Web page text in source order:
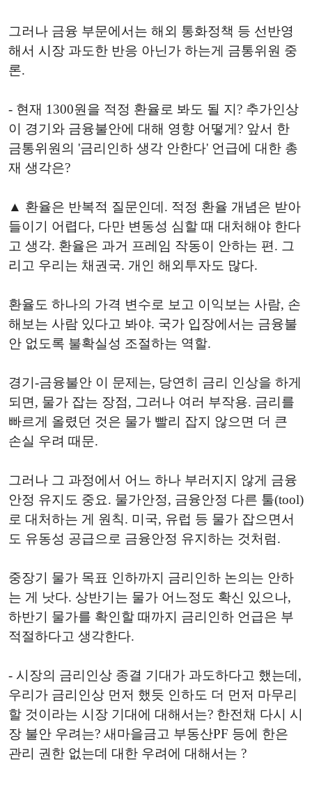
그러나 금융 부문에서는 해외 통화정책 등 선반영
해서 시장 과도한 반응 아닌가 하는게 금통위원 중
론.
- 현재 1300원을 적정 환율로 봐도 될 지? 추가인상
이 경기와 금융불안에 대해 영향 어떻게? 앞서 한
금통위원의 '금리인하 생각 안한다' 언급에 대한 총
재 생각은?
▲ 환율은 반복적 질문인데. 적정 환율 개념은 받아
들이기 어렵다, 다만 변동성 심할 때 대처해야 한다
고 생각. 환율은 과거 프레임 작동이 안하는 편. 그
리고 우리는 채권국. 개인 해외투자도 많다.
환율도 하나의 가격 변수로 보고 이익보는 사람, 손
해보는 사람 있다고 봐야. 국가 입장에서는 금융불
안 없도록 불확실성 조절하는 역할.
경기-금융불안 이 문제는, 당연히 금리 인상을 하게
되면, 물가 잡는 장점, 그러나 여러 부작용. 금리를
빠르게 올렸던 것은 물가 빨리 잡지 않으면 더 큰
손실 우려 때문.
그러나 그 과정에서 어느 하나 부러지지 않게 금융
안정 유지도 중요. 물가안정, 금융안정 다른 툴(tool)
로 대처하는 게 원칙. 미국, 유럽 등 물가 잡으면서
도 유동성 공급으로 금융안정 유지하는 것처럼.
중장기 물가 목표 인하까지 금리인하 논의는 안하
는 게 낫다. 상반기는 물가 어느정도 확신 있으나,
하반기 물가를 확인할 때까지 금리인하 언급은 부
적절하다고 생각한다.
- 시장의 금리인상 종결 기대가 과도하다고 했는데,
우리가 금리인상 먼저 했듯 인하도 더 먼저 마무리
할 것이라는 시장 기대에 대해서는? 한전채 다시 시
장 불안 우려는? 새마을금고 부동산PF 등에 한은
관리 권한 없는데 대한 우려에 대해서는 ?